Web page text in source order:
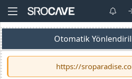
Otomatik
https://